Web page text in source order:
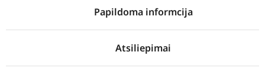
Papildoma informcija
Atsiliepimai